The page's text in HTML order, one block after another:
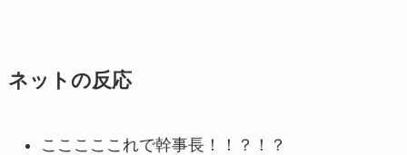
ネットの反応
こここここれで幹事長！！？！？